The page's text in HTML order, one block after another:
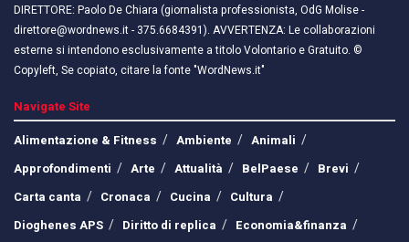
DIRETTORE: Paolo De Chiara (giornalista professionista, OdG Molise -
direttore@wordnews.it - ​​375.6684391). AVVERTENZA: Le collaborazioni
esterne si intendono esclusivamente a titolo Volontario e Gratuito. ©
Copyleft, Se copiato, citare la fonte "WordNews.it"
Navigate Site
Alimentazione & Fitness
Ambiente
Animali
Approfondimenti
Arte Attualità BelPaese
Brevi
Carta canta
Cronaca Cucina
Cultura
Dioghenes APS
Diritto di replica
Economia&finanza